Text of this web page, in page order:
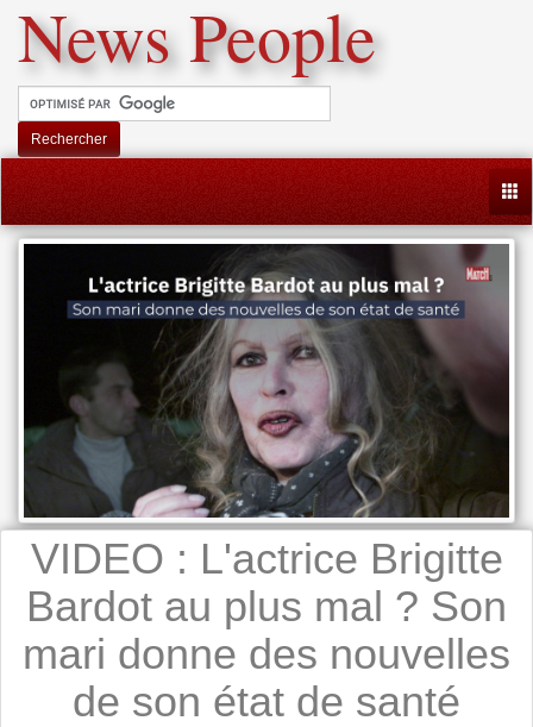
News People
Rechercher
VIDEO : L'actrice Brigitte
Bardot au plus mal ? Son
mari donne des nouvelles
de son état de santé